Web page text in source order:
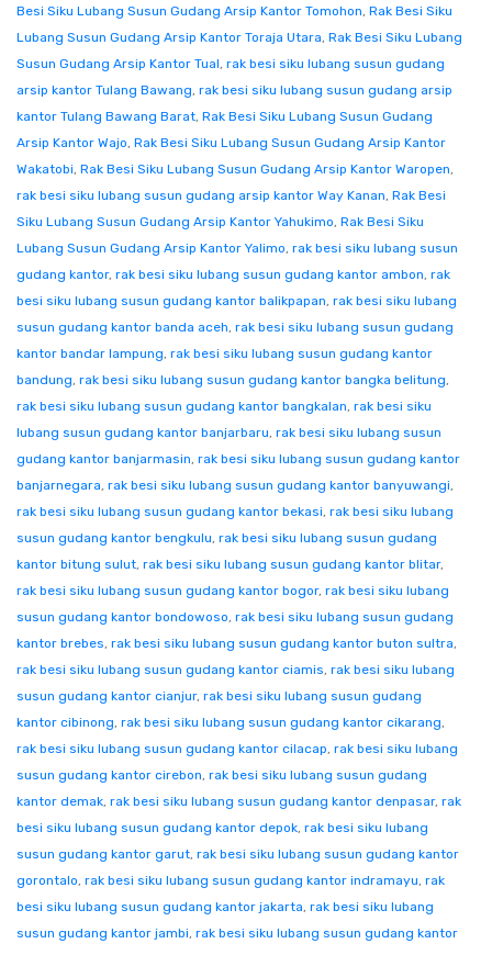
Besi Siku Lubang Susun Gudang Arsip Kantor Tomohon, Rak Besi Siku
Lubang Susun Gudang Arsip Kantor Toraja Utara, Rak Besi Siku Lubang
Susun Gudang Arsip Kantor Tual, rak besi siku lubang susun gudang
arsip kantor Tulang Bawang, rak besi siku lubang susun gudang arsip
kantor Tulang Bawang Barat, Rak Besi Siku Lubang Susun Gudang
Arsip Kantor Wajo, Rak Besi Siku Lubang Susun Gudang Arsip Kantor
Wakatobi, Rak Besi Siku Lubang Susun Gudang Arsip Kantor Waropen,
rak besi siku lubang susun gudang arsip kantor Way Kanan, Rak Besi
Siku Lubang Susun Gudang Arsip Kantor Yahukimo, Rak Besi Siku
Lubang Susun Gudang Arsip Kantor Yalimo, rak besi siku lubang susun
gudang kantor, rak besi siku lubang susun gudang kantor ambon, rak
besi siku lubang susun gudang kantor balikpapan, rak besi siku lubang
susun gudang kantor banda aceh, rak besi siku lubang susun gudang
kantor bandar lampung, rak besi siku lubang susun gudang kantor
bandung, rak besi siku lubang susun gudang kantor bangka belitung,
rak besi siku lubang susun gudang kantor bangkalan, rak besi siku
lubang susun gudang kantor banjarbaru, rak besi siku lubang susun
gudang kantor banjarmasin, rak besi siku lubang susun gudang kantor
banjarnegara, rak besi siku lubang susun gudang kantor banyuwangi,
rak besi siku lubang susun gudang kantor bekasi, rak besi siku lubang
susun gudang kantor bengkulu, rak besi siku lubang susun gudang
kantor bitung sulut, rak besi siku lubang susun gudang kantor blitar,
rak besi siku lubang susun gudang kantor bogor, rak besi siku lubang
susun gudang kantor bondowoso, rak besi siku lubang susun gudang
kantor brebes, rak besi siku lubang susun gudang kantor buton sultra,
rak besi siku lubang susun gudang kantor ciamis, rak besi siku lubang
susun gudang kantor cianjur, rak besi siku lubang susun gudang
kantor cibinong, rak besi siku lubang susun gudang kantor cikarang,
rak besi siku lubang susun gudang kantor cilacap, rak besi siku lubang
susun gudang kantor cirebon, rak besi siku lubang susun gudang
kantor demak, rak besi siku lubang susun gudang kantor denpasar, rak
besi siku lubang susun gudang kantor depok, rak besi siku lubang
susun gudang kantor garut, rak besi siku lubang susun gudang kantor
gorontalo, rak besi siku lubang susun gudang kantor indramayu, rak
besi siku lubang susun gudang kantor jakarta, rak besi siku lubang
susun gudang kantor jambi, rak besi siku lubang susun gudang kantor